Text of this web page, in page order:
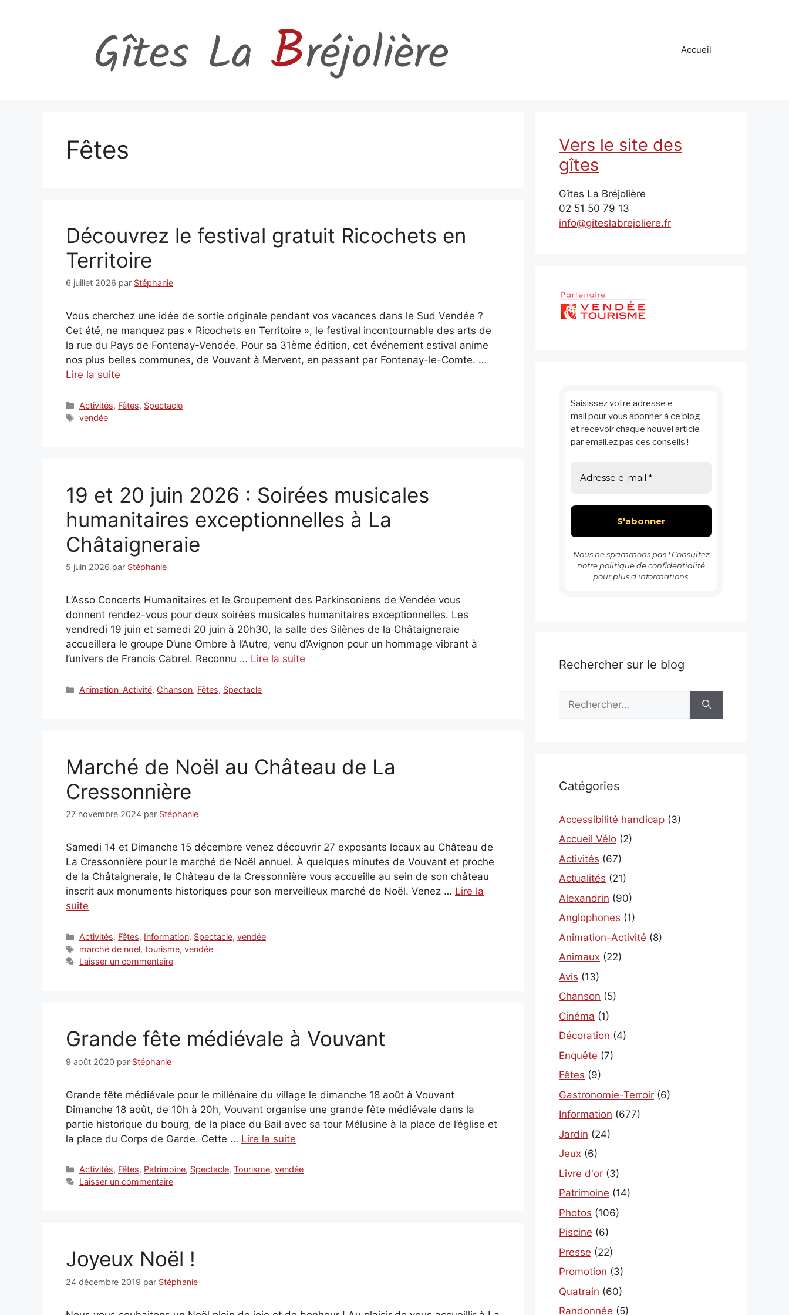
Accueil
Fêtes
Découvrez le festival gratuit Ricochets en
Territoire
6 juillet 2026 par Stéphanie
Vous cherchez une idée de sortie originale pendant vos vacances dans le Sud Vendée ?
Cet été, ne manquez pas « Ricochets en Territoire », le festival incontournable des arts de
la rue du Pays de Fontenay-Vendée. Pour sa 31ème édition, cet événement estival anime
nos plus belles communes, de Vouvant à Mervent, en passant par Fontenay-le-Comte. …
Lire la suite
Catégories
Activités, Fêtes, Spectacle
Étiquettes
vendée
19 et 20 juin 2026 : Soirées musicales
humanitaires exceptionnelles à La
Châtaigneraie
5 juin 2026 par Stéphanie
L’Asso Concerts Humanitaires et le Groupement des Parkinsoniens de Vendée vous
donnent rendez-vous pour deux soirées musicales humanitaires exceptionnelles. Les
vendredi 19 juin et samedi 20 juin à 20h30, la salle des Silènes de la Châtaigneraie
accueillera le groupe D’une Ombre à l’Autre, venu d’Avignon pour un hommage vibrant à
l’univers de Francis Cabrel. Reconnu … Lire la suite
Catégories
Animation-Activité, Chanson, Fêtes, Spectacle
Marché de Noël au Château de La
Cressonnière
27 novembre 2024 par Stéphanie
Samedi 14 et Dimanche 15 décembre venez découvrir 27 exposants locaux au Château de
La Cressonnière pour le marché de Noël annuel. À quelques minutes de Vouvant et proche
de la Châtaigneraie, le Château de la Cressonnière vous accueille au sein de son château
inscrit aux monuments historiques pour son merveilleux marché de Noël. Venez … Lire la
suite
Catégories
Activités, Fêtes, Information, Spectacle,vendée
Étiquettes
marché de noel,tourisme,vendée
Laisser un commentaire
Grande fête médiévale à Vouvant
9 août 2020 par Stéphanie
Grande fête médiévale pour le millénaire du village le dimanche 18 août à Vouvant
Dimanche 18 août, de 10h à 20h, Vouvant organise une grande fête médiévale dans la
partie historique du bourg, de la place du Bail avec sa tour Mélusine à la place de l’église et
la place du Corps de Garde. Cette … Lire la suite
Catégories
Activités, Fêtes, Patrimoine, Spectacle,Tourisme,vendée
Laisser un commentaire
Joyeux Noël !
24 décembre 2019 par Stéphanie
Vers le site des
gîtes
Gîtes La Bréjolière
02 51 50 79 13
info@giteslabrejoliere.fr
Saisissez votre adresse e-
mail pour vous abonner à ce blog
et recevoir chaque nouvel article
par email.ez pas ces conseils !
Nous ne spammons pas ! Consultez
notre politique de confidentialité
pour plus d’informations.
Rechercher sur le blog
Catégories
Accessibilité handicap (3)
Accueil Vélo (2)
Activités (67)
Actualités (21)
Alexandrin (90)
Anglophones (1)
Animation-Activité (8)
Animaux (22)
Avis (13)
Chanson (5)
Cinéma (1)
Décoration (4)
Enquête (7)
Fêtes (9)
Gastronomie-Terroir (6)
Information (677)
Jardin (24)
Jeux (6)
Livre d'or (3)
Patrimoine (14)
Photos (106)
Piscine (6)
Presse (22)
Promotion (3)
Quatrain (60)
Randonnée (5)